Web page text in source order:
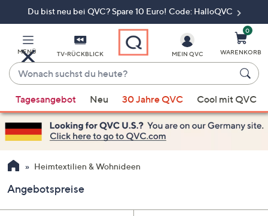
Du bist neu bei QVC? Spare 10 Euro! Code: HalloQVC
MENÜ TV-RÜCKBLICK
Wonach
suchst
du
heute?
Vorschläge
verfügbar
sind,
verwenden
Sie
Pfeiltasten
nach
MEIN QVC
0
WARENKORB
Tagesangebot Neu 30 Jahre QVC Cool mit QVC
Heimtextilien & Wohnideen
Angebotspreise